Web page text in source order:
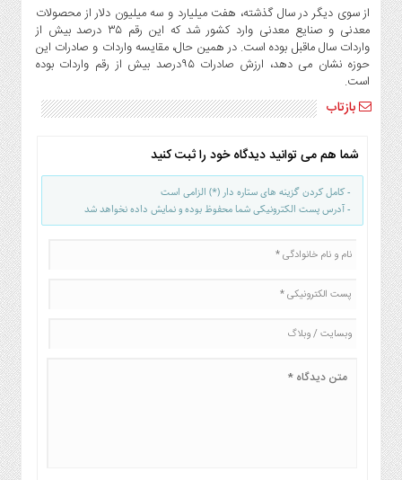
کشاورزی
و
صنایع
غذایی
سیاسی
و
بین
الملل
روز
گوناگون
از سوی دیگر در سال گذشته، هفت میلیارد و سه میلیون دلار از محصولات
معدنی و صنایع معدنی وارد کشور شد که این رقم ۳۵ درصد بیش از
واردات سال ماقبل بوده است. در همین حال، مقایسه واردات و صادرات این
حوزه نشان می دهد، ارزش صادرات ۹۵درصد بیش از رقم واردات بوده
است.
بازتاب
شما هم می توانید دیدگاه خود را ثبت کنید
- کامل کردن گزینه های ستاره دار (*) الزامی است
- آدرس پست الکترونیکی شما محفوظ بوده و نمایش داده نخواهد شد